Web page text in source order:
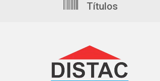
Títulos